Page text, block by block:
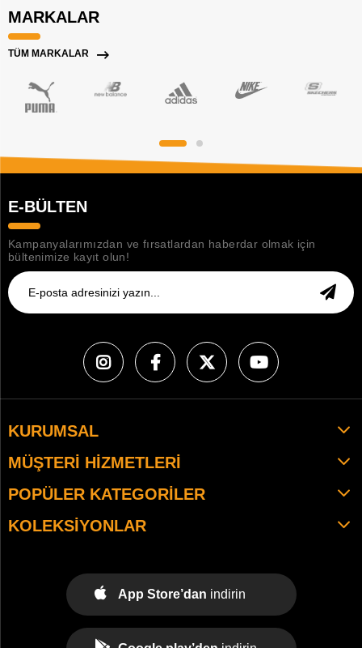
MARKALAR
TÜM MARKALAR
E-BÜLTEN
Kampanyalarımızdan ve fırsatlardan haberdar olmak için
bültenimize kayıt olun!
KURUMSAL
MÜŞTERI HIZMETLERI
POPÜLER KATEGORILER
KOLEKSIYONLAR
App Store’dan indirin